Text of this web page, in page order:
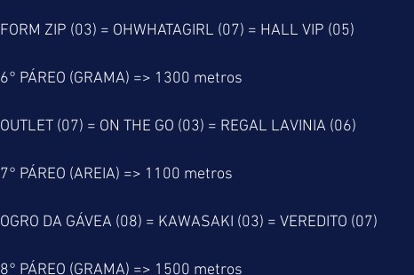
FORM ZIP (03) = OHWHATAGIRL (07) = HALL VIP (05)
6° PÁREO (GRAMA) => 1300 metros
OUTLET (07) = ON THE GO (03) = REGAL LAVINIA (06)
7° PÁREO (AREIA) => 1100 metros
OGRO DA GÁVEA (08) = KAWASAKI (03) = VEREDITO (07)
8° PÁREO (GRAMA) => 1500 metros